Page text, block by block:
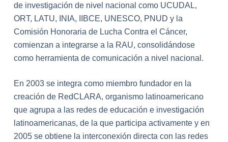
de investigación de nivel nacional como UCUDAL,
ORT, LATU, INIA, IIBCE, UNESCO, PNUD y la
Comisión Honoraria de Lucha Contra el Cáncer,
comienzan a integrarse a la RAU, consolidándose
como herramienta de comunicación a nivel nacional.
En 2003 se integra como miembro fundador en la
creación de RedCLARA, organismo latinoamericano
que agrupa a las redes de educación e investigación
latinoamericanas, de la que participa activamente y en
2005 se obtiene la interconexión directa con las redes